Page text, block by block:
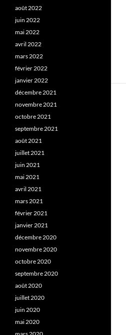
août 2022
juin 2022
mai 2022
avril 2022
mars 2022
février 2022
janvier 2022
décembre 2021
novembre 2021
octobre 2021
septembre 2021
août 2021
juillet 2021
juin 2021
mai 2021
avril 2021
mars 2021
février 2021
janvier 2021
décembre 2020
novembre 2020
octobre 2020
septembre 2020
août 2020
juillet 2020
juin 2020
mai 2020